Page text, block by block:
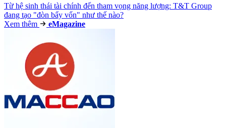
Từ hệ sinh thái tài chính đến tham vọng năng lượng: T&T Group
đang tạo "đòn bẩy vốn" như thế nào?
Xem thêm
eMagazine